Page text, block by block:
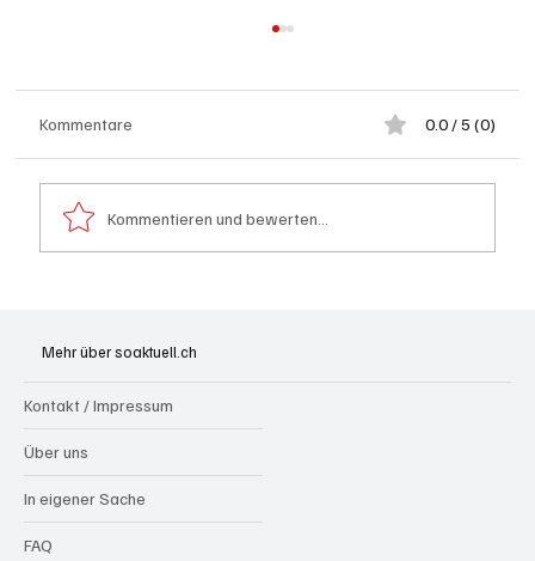
Drinks
Kommentare 0.0 / 5 (0)
Kommentieren und bewerten...
Mehr über soaktuell.ch
Kontakt / Impressum
Über uns
In eigener Sache
FAQ